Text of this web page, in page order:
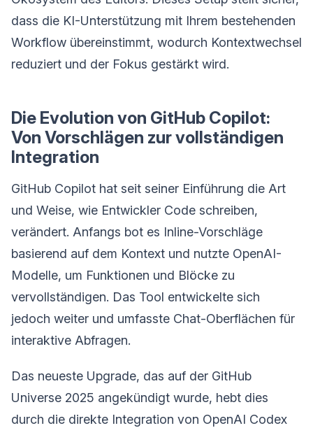
dass die KI-Unterstützung mit Ihrem bestehenden
Workflow übereinstimmt, wodurch Kontextwechsel
reduziert und der Fokus gestärkt wird.
Die Evolution von GitHub Copilot:
Von Vorschlägen zur vollständigen
Integration
GitHub Copilot hat seit seiner Einführung die Art
und Weise, wie Entwickler Code schreiben,
verändert. Anfangs bot es Inline-Vorschläge
basierend auf dem Kontext und nutzte OpenAI-
Modelle, um Funktionen und Blöcke zu
vervollständigen. Das Tool entwickelte sich
jedoch weiter und umfasste Chat-Oberflächen für
interaktive Abfragen.
Das neueste Upgrade, das auf der GitHub
Universe 2025 angekündigt wurde, hebt dies
durch die direkte Integration von OpenAI Codex